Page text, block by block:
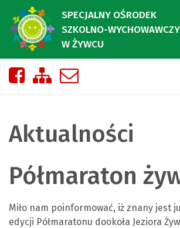
SPECJALNY OŚRODEK
SZKOLNO-WYCHOWAWCZY
W ŻYWCU
Nasza strona na Facebooku
Zobacz mapę strony
Aktualności
Półmaraton
Miło nam poinformować, iż znany jest
edycji Półmaratonu dookoła Jeziora